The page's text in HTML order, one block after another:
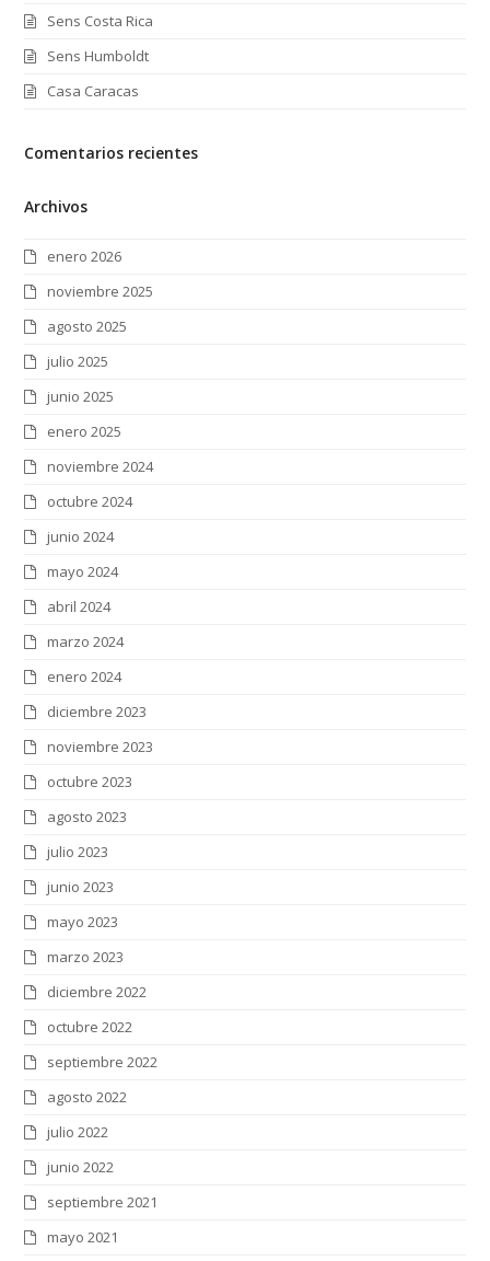
Sens Costa Rica
Sens Humboldt
Casa Caracas
Comentarios recientes
Archivos
enero 2026
noviembre 2025
agosto 2025
julio 2025
junio 2025
enero 2025
noviembre 2024
octubre 2024
junio 2024
mayo 2024
abril 2024
marzo 2024
enero 2024
diciembre 2023
noviembre 2023
octubre 2023
agosto 2023
julio 2023
junio 2023
mayo 2023
marzo 2023
diciembre 2022
octubre 2022
septiembre 2022
agosto 2022
julio 2022
junio 2022
septiembre 2021
mayo 2021